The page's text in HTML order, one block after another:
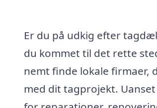
Er du på udkig efter
du kommet til det rette
nemt finde lokale firmaer,
med dit tagprojekt.